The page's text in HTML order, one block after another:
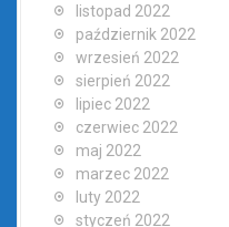
listopad 2022
październik 2022
wrzesień 2022
sierpień 2022
lipiec 2022
czerwiec 2022
maj 2022
marzec 2022
luty 2022
styczeń 2022